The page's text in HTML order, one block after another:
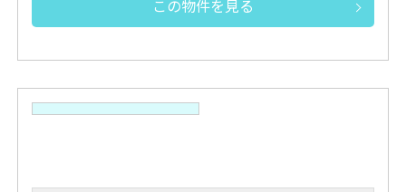
この物件を見る